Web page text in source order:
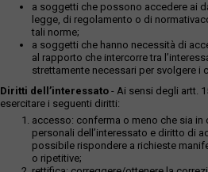
a soggetti che possono accedere ai
legge, di regolamento o di
tali norme;
a soggetti che hanno necessità di
al rapporto che intercorre tra
strettamente necessari per svolgere i
Diritti dell’interessato - Ai sensi degli artt.
esercitare i seguenti diritti:
accesso: conferma o meno che sia
personali dell’interessato e diritto di
possibile rispondere a richieste
o ripetitive;